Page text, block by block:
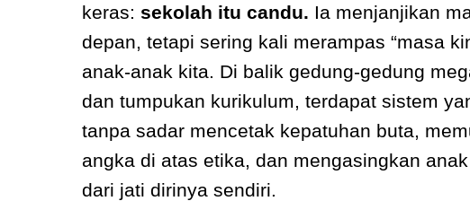
keras: sekolah itu candu. Ia menjanjikan
depan, tetapi sering kali merampas “masa
anak-anak kita. Di balik gedung-gedung
dan tumpukan kurikulum, terdapat sistem
tanpa sadar mencetak kepatuhan buta,
angka di atas etika, dan mengasingkan anak
dari jati dirinya sendiri.